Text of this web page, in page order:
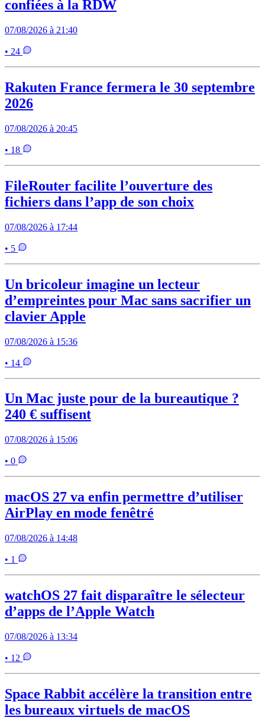
confiées à la RDW
07/08/2026 à 21:40
• 24
Rakuten France fermera le 30 septembre
2026
07/08/2026 à 20:45
• 18
FileRouter facilite l’ouverture des
fichiers dans l’app de son choix
07/08/2026 à 17:44
• 5
Un bricoleur imagine un lecteur
d’empreintes pour Mac sans sacrifier un
clavier Apple
07/08/2026 à 15:36
• 14
Un Mac juste pour de la bureautique ?
240 € suffisent
07/08/2026 à 15:06
• 0
macOS 27 va enfin permettre d’utiliser
AirPlay en mode fenêtré
07/08/2026 à 14:48
• 1
watchOS 27 fait disparaître le sélecteur
d’apps de l’Apple Watch
07/08/2026 à 13:34
• 12
Space Rabbit accélère la transition entre
les bureaux virtuels de macOS